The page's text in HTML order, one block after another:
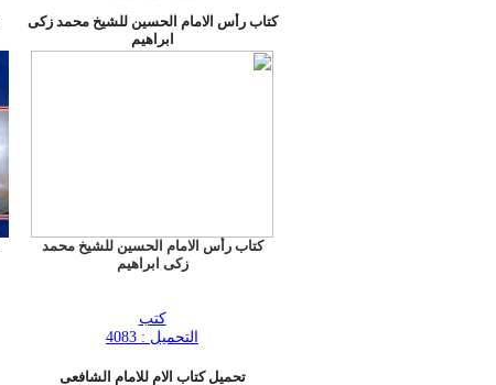
كتاب رأس الامام الحسين للشيخ محمد زكى
ابراهيم
كتاب رأس الامام الحسين للشيخ محمد
زكى ابراهيم
كتب
التحميل : 4083
تحميل كتاب الام للامام الشافعى